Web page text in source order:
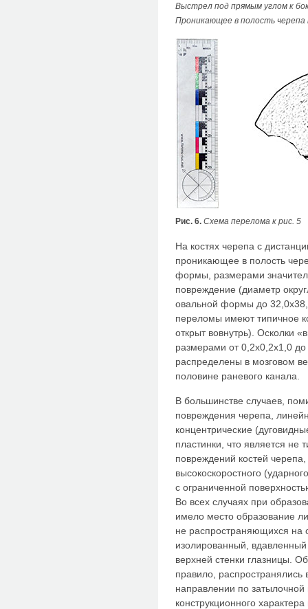
Выстрел под прямым углом к
Проникающее в полость черепа
Рис. 6. Схема перелома к рис. 5
На костях черепа с
проникающее в полость
формы, размерами
повреждение (диаметр
овальной формы до
переломы имеют типичное
открыт вовнутрь). Осколки
размерами от 0,2х0,2х1,0
распределены в мозговом
половине раневого канала.
В большинстве случаев,
повреждения черепа,
концентрические
пластинки, что является не
повреждений костей
высокоскоростного
с ограниченной
Во всех случаях при
имело место образование
не распространяющихся на
изолированный,
верхней стенки глазницы.
правило, распространялись
направлении по
конструкционного